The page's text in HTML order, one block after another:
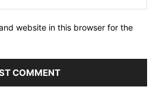
website in this browser for the